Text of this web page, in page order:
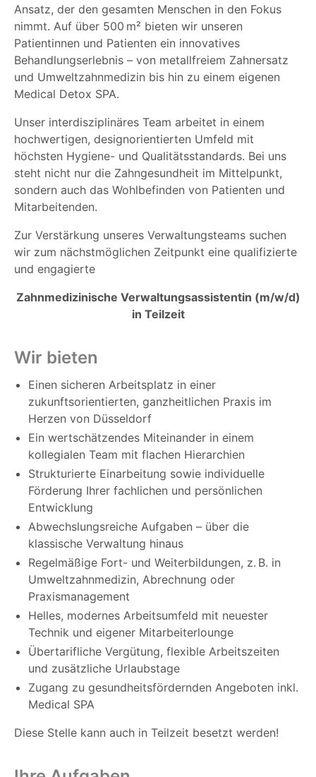
Ansatz, der den gesamten Menschen in den Fokus
nimmt. Auf über 500 m² bieten wir unseren
Patientinnen und Patienten ein innovatives
Behandlungserlebnis – von metallfreiem Zahnersatz
und Umweltzahnmedizin bis hin zu einem eigenen
Medical Detox SPA.
Unser interdisziplinäres Team arbeitet in einem
hochwertigen, designorientierten Umfeld mit
höchsten Hygiene- und Qualitätsstandards. Bei uns
steht nicht nur die Zahngesundheit im Mittelpunkt,
sondern auch das Wohlbefinden von Patienten und
Mitarbeitenden.
Zur Verstärkung unseres Verwaltungsteams suchen
wir zum nächstmöglichen Zeitpunkt eine qualifizierte
und engagierte
Zahnmedizinische Verwaltungsassistentin (m/w/d)
in Teilzeit
Wir bieten
Einen sicheren Arbeitsplatz in einer
zukunftsorientierten, ganzheitlichen Praxis im
Herzen von Düsseldorf
Ein wertschätzendes Miteinander in einem
kollegialen Team mit flachen Hierarchien
Strukturierte Einarbeitung sowie individuelle
Förderung Ihrer fachlichen und persönlichen
Entwicklung
Abwechslungsreiche Aufgaben – über die
klassische Verwaltung hinaus
Regelmäßige Fort- und Weiterbildungen, z. B. in
Umweltzahnmedizin, Abrechnung oder
Praxismanagement
Helles, modernes Arbeitsumfeld mit neuester
Technik und eigener Mitarbeiterlounge
Übertarifliche Vergütung, flexible Arbeitszeiten
und zusätzliche Urlaubstage
Zugang zu gesundheitsfördernden Angeboten inkl.
Medical SPA
Diese Stelle kann auch in Teilzeit besetzt werden!